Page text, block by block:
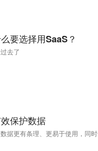
要选择用SaaS？
去了
保护数据
据更有条理、更易于使用，同